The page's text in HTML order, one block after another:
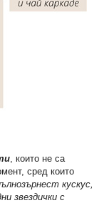
, които не са
сред които
кускус,
звездички с